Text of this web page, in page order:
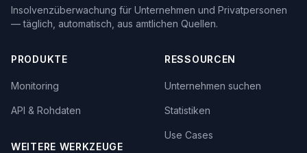
Insolvenzüberwachung für Unternehmen und Privatpersonen
— täglich, automatisch, aus amtlichen Quellen.
PRODUKTE
Monitoring
API & Rohdaten
WEITERE WERKZEUGE
RESSOURCEN
Unternehmen suchen
Statistiken
Use Cases